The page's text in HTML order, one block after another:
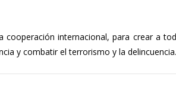
internacional, para crear a
y combatir el terrorismo y la delincuencia.